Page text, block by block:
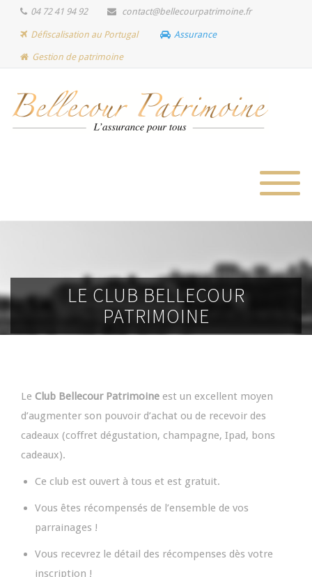
04 72 41 94 92 contact@bellecourpatrimoine.fr
Défiscalisation au Portugal Assurance
Gestion de patrimoine
LE CLUB BELLECOUR
PATRIMOINE
Le Club Bellecour Patrimoine est un excellent moyen
d’augmenter son pouvoir d’achat ou de recevoir des
cadeaux (coffret dégustation, champagne, Ipad, bons
cadeaux).
Ce club est ouvert à tous et est gratuit.
Vous êtes récompensés de l’ensemble de vos
parrainages !
Vous recevrez le détail des récompenses dès votre
inscription !